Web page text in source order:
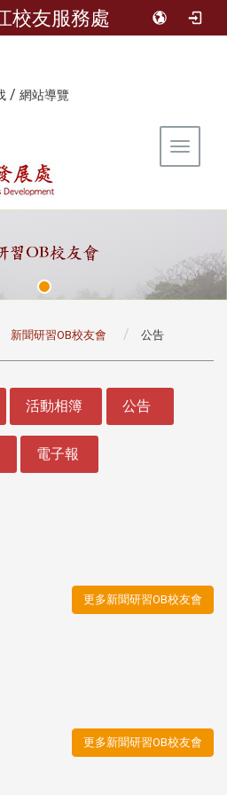
校友服務處
/ 網站導覽
Toggle
新聞研習OB校友會 公告
活動相簿 公告
電子報
更多新聞研習OB校友會
更多新聞研習OB校友會